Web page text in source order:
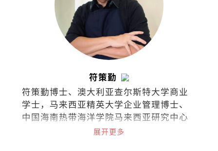
符策勤
符策勤博士、澳大利亚查尔斯特大学商业
学士，马来西亚精英大学企业管理博士、
中国海南热带海洋学院马来西亚研究中心
学术委员会委员。展开更多